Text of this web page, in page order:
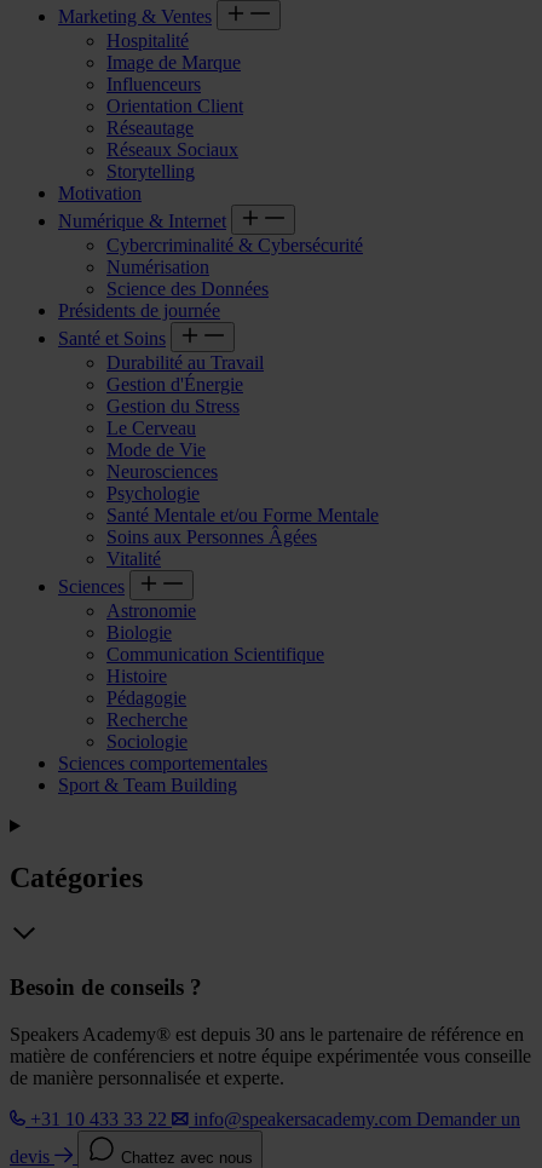
Marketing & Ventes
Hospitalité
Image de Marque
Influenceurs
Orientation Client
Réseautage
Réseaux Sociaux
Storytelling
Motivation
Numérique & Internet
Cybercriminalité & Cybersécurité
Numérisation
Science des Données
Présidents de journée
Santé et Soins
Durabilité au Travail
Gestion d'Énergie
Gestion du Stress
Le Cerveau
Mode de Vie
Neurosciences
Psychologie
Santé Mentale et/ou Forme Mentale
Soins aux Personnes Âgées
Vitalité
Sciences
Astronomie
Biologie
Communication Scientifique
Histoire
Pédagogie
Recherche
Sociologie
Sciences comportementales
Sport & Team Building
Catégories
Besoin de conseils ?
Speakers Academy® est depuis 30 ans le partenaire de référence en
matière de conférenciers et notre équipe expérimentée vous conseille
de manière personnalisée et experte.
+31 10 433 33 22
info@speakersacademy.com Demander un
devis
Chattez avec nous